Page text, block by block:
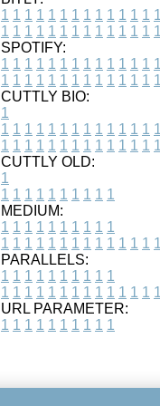
1 1 1 1 1 1 1 1 1 1 1 1 1 1
1 1 1 1 1 1 1 1 1 1 1 1 1 1
SPOTIFY:
1 1 1 1 1 1 1 1 1 1 1 1 1 1
1 1 1 1 1 1 1 1 1 1 1 1 1 1
CUTTLY BIO:
1
1 1 1 1 1 1 1 1 1 1 1 1 1 1
1 1 1 1 1 1 1 1 1 1 1 1 1 1
CUTTLY OLD:
1
1 1 1 1 1 1 1 1 1 1
MEDIUM:
1 1 1 1 1 1 1 1 1 1
1 1 1 1 1 1 1 1 1 1 1 1 1 1
PARALLELS:
1 1 1 1 1 1 1 1 1 1
1 1 1 1 1 1 1 1 1 1 1 1 1 1
URL PARAMETER:
1 1 1 1 1 1 1 1 1 1